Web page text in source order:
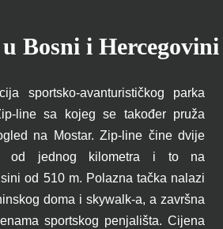
Bosni i Hercegovini
sportsko-avanturističkog parka
line sa kojeg se također pruža
na Mostar. Zip-line čine dvije
od jednog kilometra i to na
od 510 m. Polazna tačka nalazi
doma i skywalk-a, a završna
sportskog penjališta. Cijena